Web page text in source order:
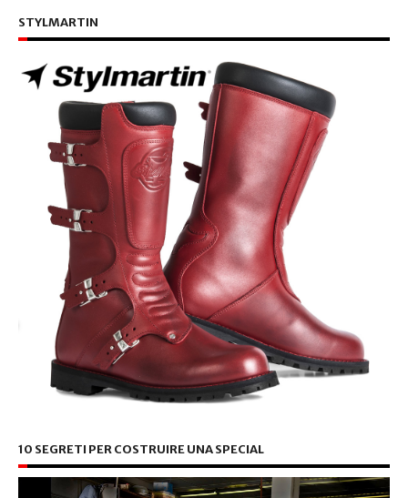
STYLMARTIN
10 SEGRETI PER COSTRUIRE UNA SPECIAL